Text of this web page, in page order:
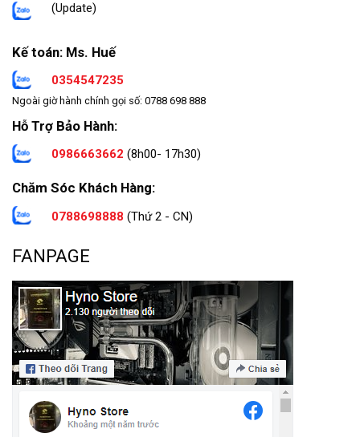
(Update)
Kế toán: Ms. Huế
0354547235
Ngoài giờ hành chính gọi số: 0788 698 888
Hỗ Trợ Bảo Hành:
0986663662 (8h00- 17h30)
Chăm Sóc Khách Hàng:
0788698888 (Thứ 2 - CN)
FANPAGE